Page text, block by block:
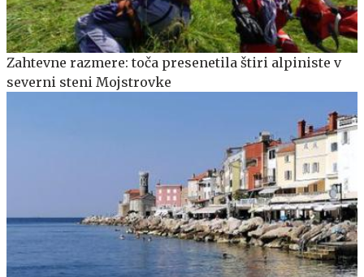
Zahtevne razmere: toča presenetila štiri alpiniste v
severni steni Mojstrovke